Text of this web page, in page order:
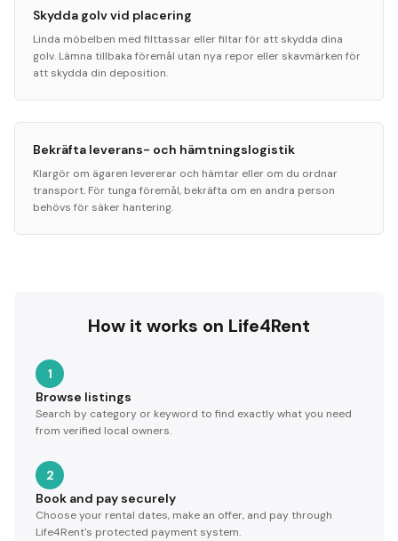
Skydda golv vid placering
Linda möbelben med filttassar eller filtar för att skydda dina
golv. Lämna tillbaka föremål utan nya repor eller skavmärken för
att skydda din deposition.
Bekräfta leverans- och hämtningslogistik
Klargör om ägaren levererar och hämtar eller om du ordnar
transport. För tunga föremål, bekräfta om en andra person
behövs för säker hantering.
How it works on Life4Rent
1
Browse listings
Search by category or keyword to find exactly what you need
from verified local owners.
2
Book and pay securely
Choose your rental dates, make an offer, and pay through
Life4Rent's protected payment system.